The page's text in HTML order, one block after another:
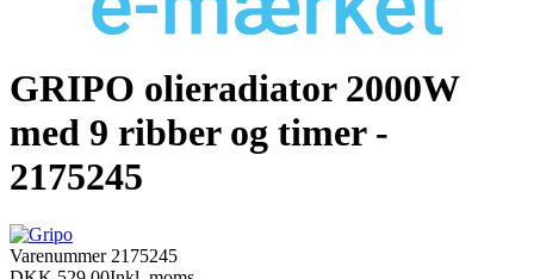
GRIPO olieradiator 2000W
med 9 ribber og timer -
2175245
Varenummer 2175245